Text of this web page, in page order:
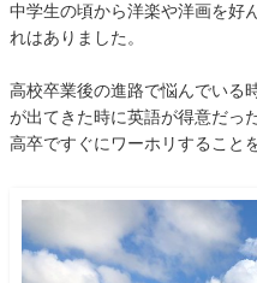
中学生の頃から洋楽や洋画を好
れはありました。
高校卒業後の進路で悩んでいる
が出てきた時に英語が得意だっ
高卒ですぐにワーホリすること